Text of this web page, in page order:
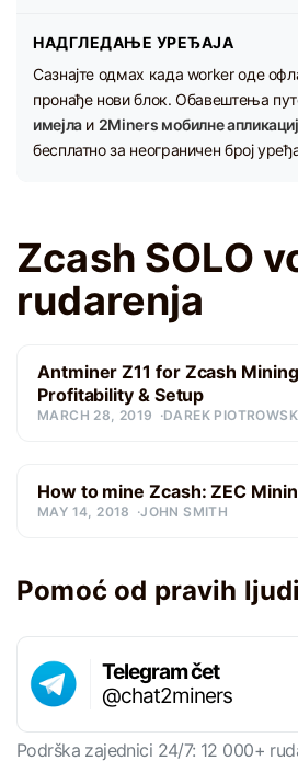
НАДГЛЕДАЊЕ УРЕЂАЈА
Сазнајте одмах када worker оде
пронађе нови блок. Обавештења
имејлаи 2Miners мобилне
бесплатно за неограничен број
Zcash SOLO
rudarenja
Antminer Z11 for Zcash
Profitability & Setup
MARCH 28, 2019 DAREK
How to mine Zcash: ZEC
MAY 14, 2018 JOHN SMITH
Pomoć od pravih ljudi
Telegram čet
@chat2miners
Podrška zajednici 24/7: 12 000+